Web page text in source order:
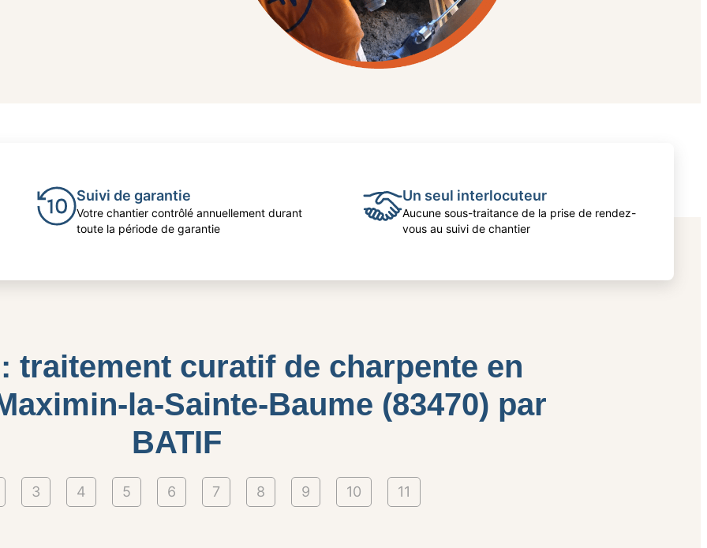
Suivi de garantie
Votre chantier contrôlé annuellement durant
toute la période de garantie
Un seul interlocuteur
Aucune sous-traitance de la prise de rendez-
vous au suivi de chantier
traitement curatif de charpente en
la-Sainte-Baume (83470) par
BATIF
3 4 5 6 7 8 9 10 11